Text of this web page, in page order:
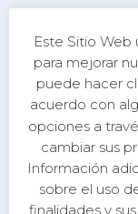
Este Sitio
para mejorar
puede hacer
acuerdo con
opciones a
cambiar sus
Información
sobre el uso
finalidades y